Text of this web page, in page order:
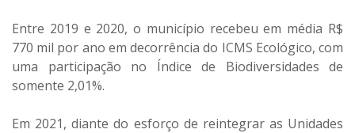
Entre 2019 e 2020, o município recebeu em média R$
770 mil por ano em decorrência do ICMS Ecológico, com
uma participação no Índice de Biodiversidades de
somente 2,01%.
Em 2021, diante do esforço de reintegrar as Unidades